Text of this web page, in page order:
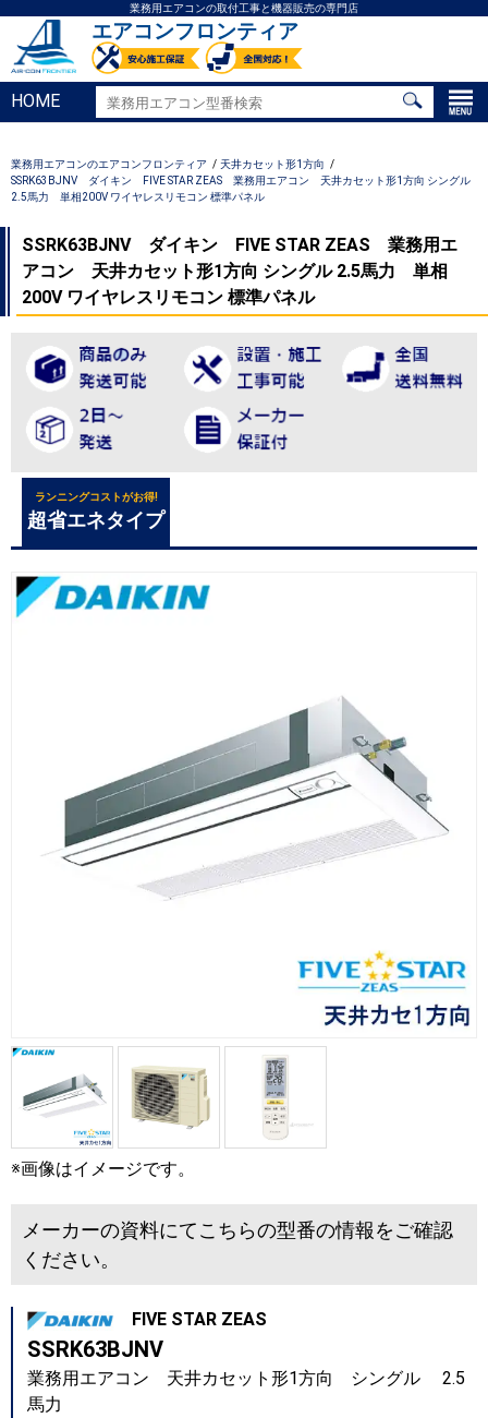
業務用エアコンの取付工事と機器販売の専門店
エアコンフロンティア
HOME
業務用エアコンのエアコンフロンティア
天井カセット形1方向
SSRK63BJNV ダイキン FIVE STAR ZEAS 業務用エアコン 天井カセット形1方向 シングル
2.5馬力 単相200V ワイヤレスリモコン 標準パネル
SSRK63BJNV ダイキン FIVE STAR ZEAS 業務用エ
アコン 天井カセット形1方向 シングル 2.5馬力 単相
200V ワイヤレスリモコン 標準パネル
ランニングコストがお得!
超省エネタイプ
※画像はイメージです。
メーカーの資料にてこちらの型番の情報をご確認
ください。
FIVE STAR ZEAS
SSRK63BJNV
業務用エアコン 天井カセット形1方向 シングル 2.5
馬力